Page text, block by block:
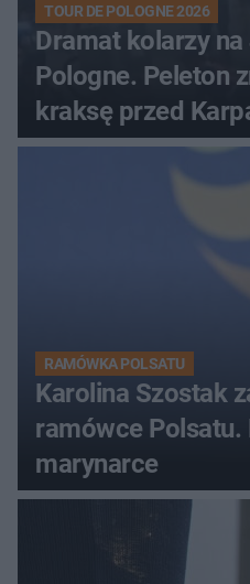
TOUR DE POLOGNE 2026
Dramat kolarzy
Pologne. Peleton
kraksę przed
RAMÓWKA POLSATU
Karolina Szostak
ramówce Polsatu.
marynarce